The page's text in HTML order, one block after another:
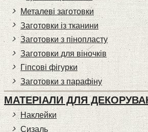
Металеві заготовки
Заготовки із тканини
Заготовки з пінопласту
Заготовки для віночків
Гіпсові фігурки
Заготовки з парафіну
МАТЕРІАЛИ ДЛЯ
Наклейки
Сизаль